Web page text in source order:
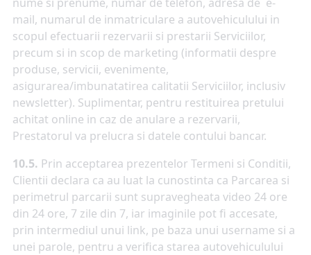
mail, numarul de inmatriculare a autovehiculului in
scopul efectuarii rezervarii si prestarii Serviciilor,
precum si in scop de marketing (informatii despre
produse, servicii, evenimente,
asigurarea/imbunatatirea calitatii Serviciilor, inclusiv
newsletter). Suplimentar, pentru restituirea pretului
achitat online in caz de anulare a rezervarii,
Prestatorul va prelucra si datele contului bancar.
10.5. Prin acceptarea prezentelor Termeni si Conditii,
Clientii declara ca au luat la cunostinta ca Parcarea si
perimetrul parcarii sunt supravegheata video 24 ore
din 24 ore, 7 zile din 7, iar imaginile pot fi accesate,
prin intermediul unui link, pe baza unui username si a
unei parole, pentru a verifica starea autovehiculului